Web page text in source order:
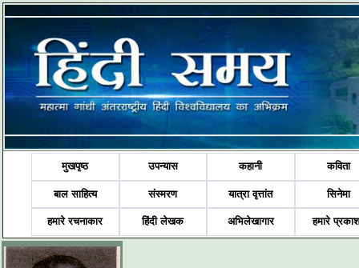
मुखपृष्ठ उपन्यास कहानी कविता
बाल साहित्य संस्मरण यात्रा वृत्तांत सिनेमा
हमारे रचनाकार हिंदी लेखक अभिलेखागार हमारे